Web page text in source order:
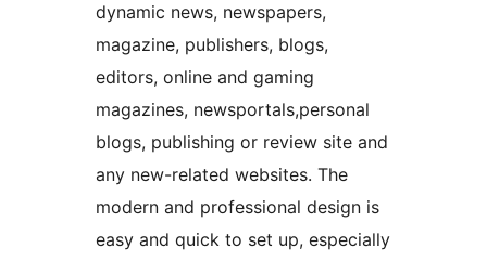
dynamic news, newspapers,
magazine, publishers, blogs,
editors, online and gaming
magazines, newsportals,personal
blogs, publishing or review site and
any new-related websites. The
modern and professional design is
easy and quick to set up, especially